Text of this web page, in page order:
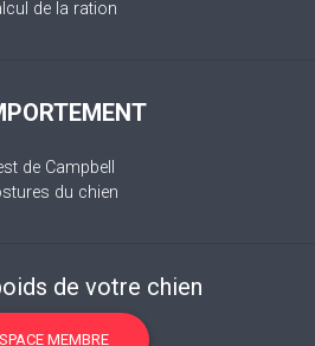
de la ration
de Campbell
du chien
de votre chien
MEMBRE